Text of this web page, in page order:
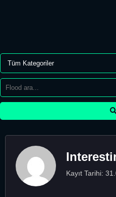
Kayıt Tarihi: